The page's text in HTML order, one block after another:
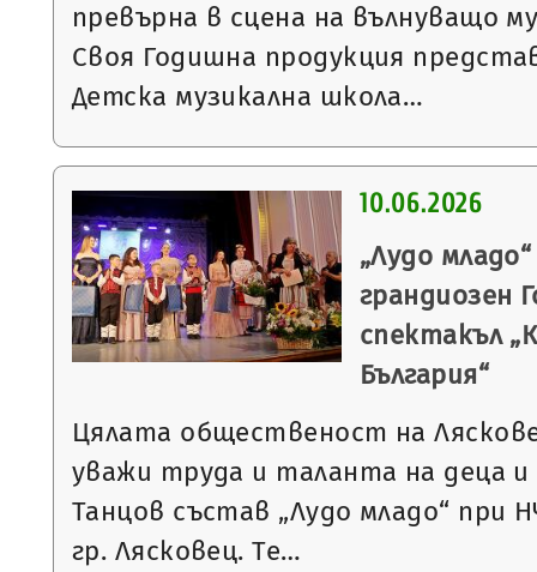
превърна в сцена на вълнуващо
Своя Годишна продукция
Детска музикална школа…
10.06.2026
„Лудо
грандиозен
спектакъл
България“
Цялата общественост на
уважи труда и таланта на деца
Танцов състав „Лудо младо“ при
гр. Лясковец. Те…